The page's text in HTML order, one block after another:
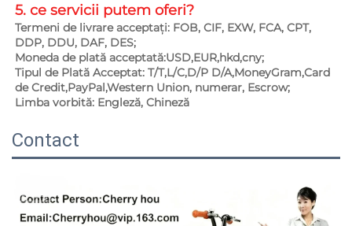
5. ce servicii putem oferi?
Termeni de livrare acceptați: FOB, CIF, EXW, FCA, CPT,
DDP, DDU, DAF, DES;
Moneda de plată acceptată:USD,EUR,hkd,cny;
Tipul de Plată Acceptat: T/T,L/C,D/P D/A,MoneyGram,Card
de Credit,PayPal,Western Union, numerar, Escrow;
Limba vorbită: Engleză, Chineză
Contact